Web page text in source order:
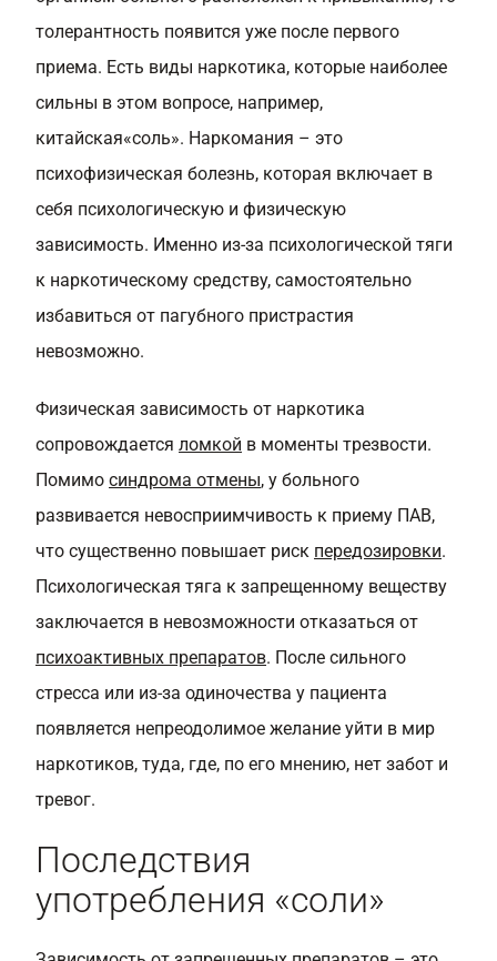
толерантность появится уже после первого
приема. Есть виды наркотика, которые наиболее
сильны в этом вопросе, например,
китайская«соль». Наркомания – это
психофизическая болезнь, которая включает в
себя психологическую и физическую
зависимость. Именно из-за психологической тяги
к наркотическому средству, самостоятельно
избавиться от пагубного пристрастия
невозможно.
Физическая зависимость от наркотика
сопровождается ломкой в моменты трезвости.
Помимо синдрома отмены, у больного
развивается невосприимчивость к приему ПАВ,
что существенно повышает риск передозировки.
Психологическая тяга к запрещенному веществу
заключается в невозможности отказаться от
психоактивных препаратов. После сильного
стресса или из-за одиночества у пациента
появляется непреодолимое желание уйти в мир
наркотиков, туда, где, по его мнению, нет забот и
тревог.
Последствия
употребления «соли»